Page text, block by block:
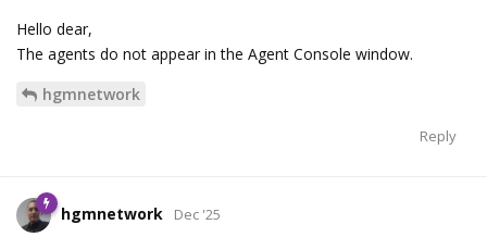
Hello dear,
The agents do not appear in the Agent Console window.
hgmnetwork
Reply
hgmnetwork Dec '25